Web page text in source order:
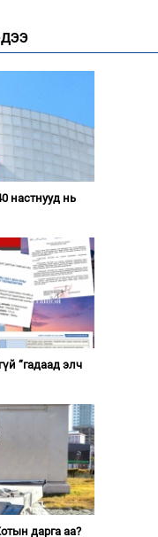
настнууд нь
“гадаад элч
дарга аа?